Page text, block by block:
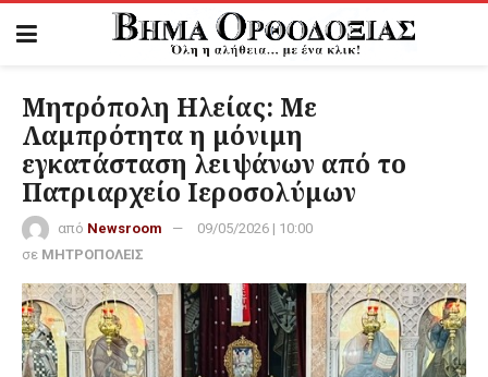
Μητρόπολη Ηλείας: Με
Λαμπρότητα η μόνιμη
εγκατάσταση λειψάνων από το
Πατριαρχείο Ιεροσολύμων
από Newsroom
09/05/2026 | 10:00
σε ΜΗΤΡΟΠΟΛΕΙΣ